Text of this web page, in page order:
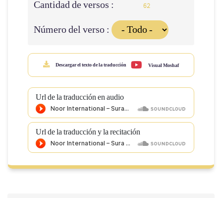
Cantidad de versos : 62
Número del verso :
Descargar el texto de la traducción Visual Moshaf
Url de la traducción en audio
Url de la traducción y la recitación